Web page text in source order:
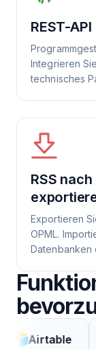
REST-API
Integrieren
technisches
RSS
Exportieren
OPML.
Datenbanken